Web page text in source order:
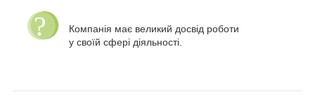
Компанія має великий досвід роботи
у своїй сфері діяльності.